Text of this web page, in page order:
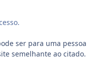
ser para uma pessoa
semelhante ao citado.